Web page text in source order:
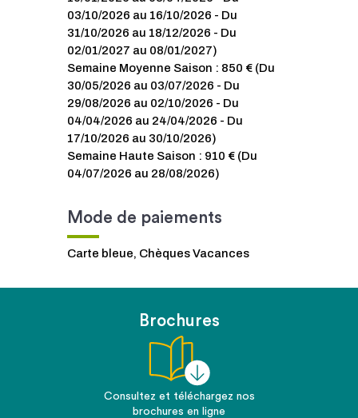
03/10/2026 au 16/10/2026 - Du
31/10/2026 au 18/12/2026 - Du
02/01/2027 au 08/01/2027)
Semaine Moyenne Saison : 850 € (Du
30/05/2026 au 03/07/2026 - Du
29/08/2026 au 02/10/2026 - Du
04/04/2026 au 24/04/2026 - Du
17/10/2026 au 30/10/2026)
Semaine Haute Saison : 910 € (Du
04/07/2026 au 28/08/2026)
Mode de paiements
Carte bleue, Chèques Vacances
Brochures
Consultez et téléchargez nos
brochures en ligne